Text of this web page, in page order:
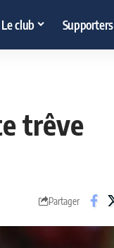
Le club Supporters
trêve
Partager